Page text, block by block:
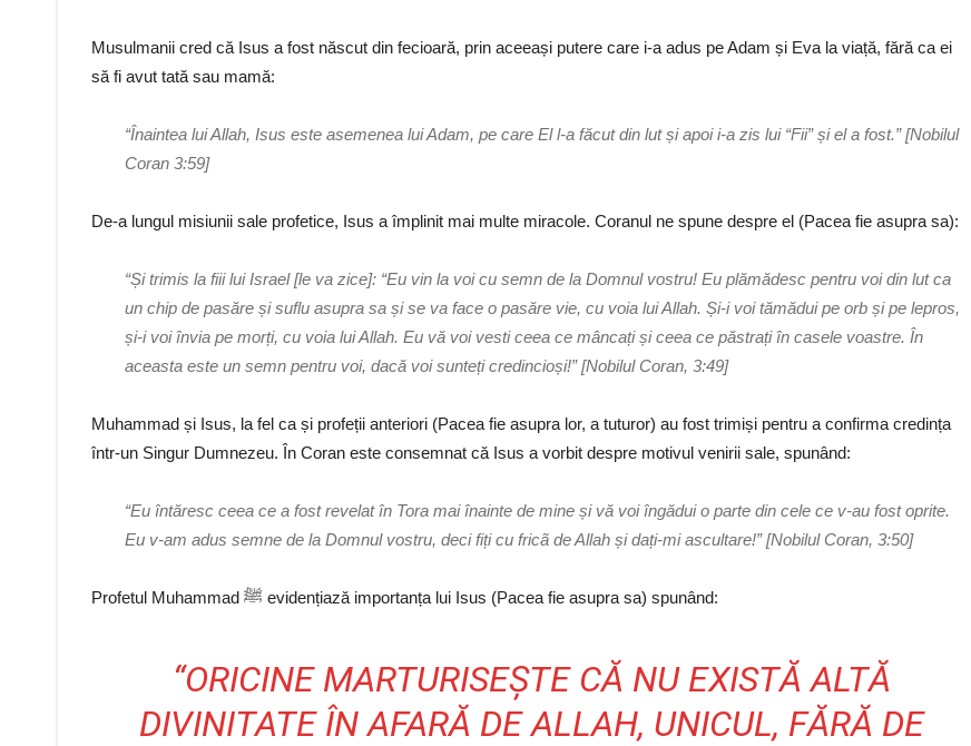
Musulmanii cred că Isus a fost născut din fecioară, prin aceeași putere care i-a adus pe Adam și Eva la viață, fără ca ei
să fi avut tată sau mamă:
“Înaintea lui Allah, Isus este asemenea lui Adam, pe care El l-a făcut din lut și apoi i-a zis lui “Fii” și el a fost.” [Nobilul
Coran 3:59]
De-a lungul misiunii sale profetice, Isus a împlinit mai multe miracole. Coranul ne spune despre el (Pacea fie asupra sa):
“Și trimis la fiii lui Israel [le va zice]: “Eu vin la voi cu semn de la Domnul vostru! Eu plămădesc pentru voi din lut ca
un chip de pasăre și suflu asupra sa și se va face o pasăre vie, cu voia lui Allah. Și-i voi tămădui pe orb și pe lepros,
și-i voi învia pe morți, cu voia lui Allah. Eu vă voi vesti ceea ce mâncați și ceea ce păstrați în casele voastre. În
aceasta este un semn pentru voi, dacă voi sunteți credincioși!” [Nobilul Coran, 3:49]
Muhammad și Isus, la fel ca și profeții anteriori (Pacea fie asupra lor, a tuturor) au fost trimiși pentru a confirma credința
într-un Singur Dumnezeu. În Coran este consemnat că Isus a vorbit despre motivul venirii sale, spunând:
“Eu întăresc ceea ce a fost revelat în Tora mai înainte de mine și vă voi îngădui o parte din cele ce v-au fost oprite.
Eu v-am adus semne de la Domnul vostru, deci fiți cu fricã de Allah și dați-mi ascultare!” [Nobilul Coran, 3:50]
Profetul Muhammad ﷺ evidențiază importanța lui Isus (Pacea fie asupra sa) spunând:
“ORICINE MARTURISEȘTE CĂ NU EXISTĂ ALTĂ
DIVINITATE ÎN AFARĂ DE ALLAH, UNICUL, FĂRĂ DE